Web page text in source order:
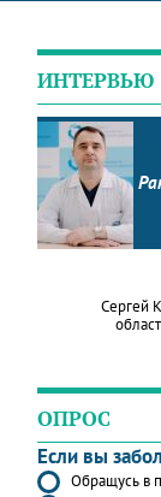
ИНТЕРВЬЮ
Сергей
ОПРОС
Если вы
Обращусь в